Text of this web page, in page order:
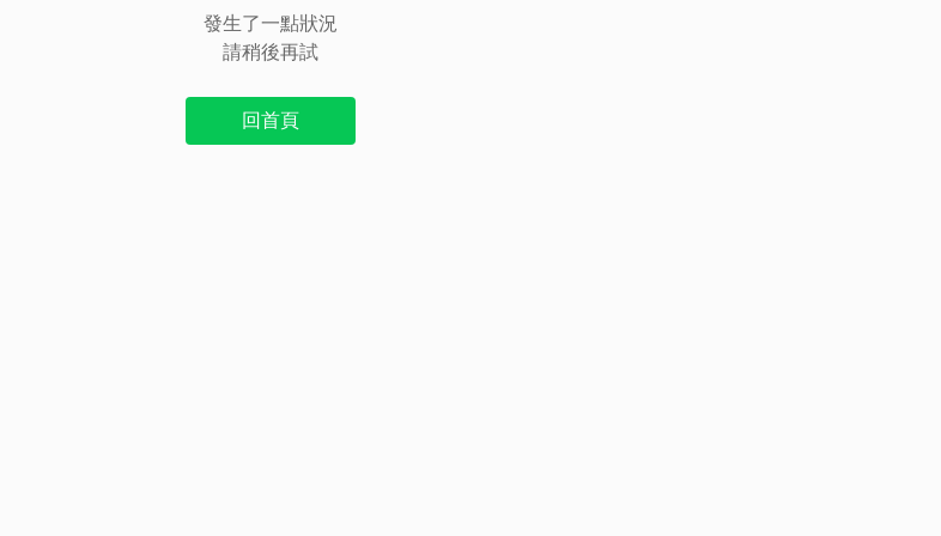
發生了一點狀況
請稍後再試
回首頁